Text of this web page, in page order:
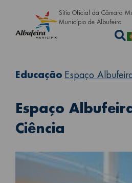
Sítio Oficial da Câmara
Município de Albufeira
Educação Espaço
Espaço
Ciência